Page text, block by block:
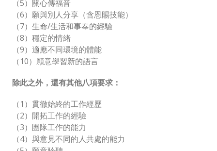
（5）關心傳福音
（6）願與別人分享（含恩賜技能）
（7）生命/生活和事奉的經驗
（8）穩定的情緒
（9）適應不同環境的體能
（10）願意學習新的語言
除此之外，還有其他八項要求：
（1）貫徹始終的工作經歷
（2）開拓工作的經驗
（3）團隊工作的能力
（4）與意見不同的人共處的能力